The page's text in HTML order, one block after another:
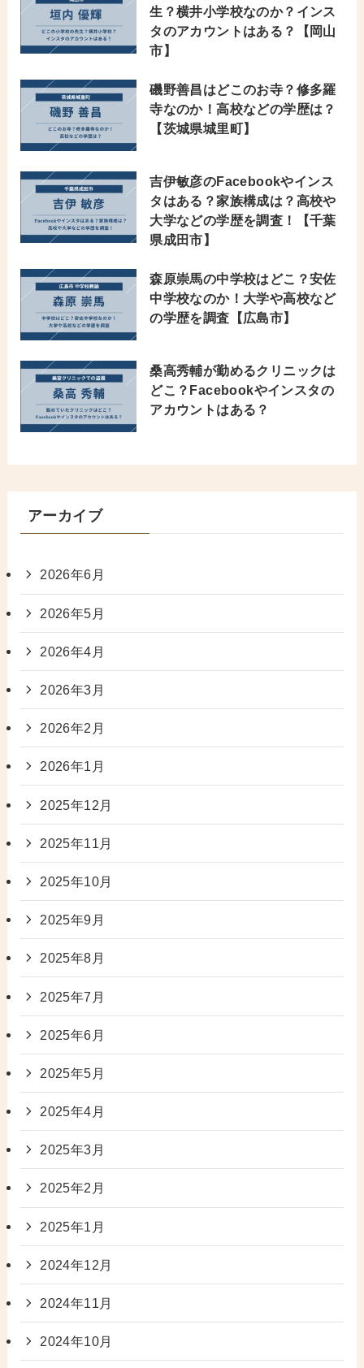
生？横井小学校なのか？インス
タのアカウントはある？【岡山
市】
磯野善昌はどこのお寺？修多羅
寺なのか！高校などの学歴は？
【茨城県城里町】
吉伊敏彦のFacebookやインス
タはある？家族構成は？高校や
大学などの学歴を調査！【千葉
県成田市】
森原崇馬の中学校はどこ？安佐
中学校なのか！大学や高校など
の学歴を調査【広島市】
桑高秀輔が勤めるクリニックは
どこ？Facebookやインスタの
アカウントはある？
アーカイブ
2026年6月
2026年5月
2026年4月
2026年3月
2026年2月
2026年1月
2025年12月
2025年11月
2025年10月
2025年9月
2025年8月
2025年7月
2025年6月
2025年5月
2025年4月
2025年3月
2025年2月
2025年1月
2024年12月
2024年11月
2024年10月